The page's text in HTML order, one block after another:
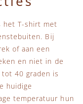
het T-shirt met
Bij
of aan een
en niet in de
40 graden is
huidige
temperatuur hun